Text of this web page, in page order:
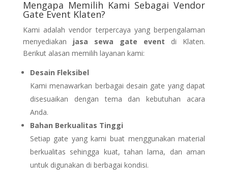
Mengapa Memilih Kami Sebagai Vendor
Gate Event Klaten?
Kami adalah vendor terpercaya yang berpengalaman
menyediakan jasa sewa gate event di Klaten.
Berikut alasan memilih layanan kami:
Desain Fleksibel
Kami menawarkan berbagai desain gate yang dapat
disesuaikan dengan tema dan kebutuhan acara
Anda.
Bahan Berkualitas Tinggi
Setiap gate yang kami buat menggunakan material
berkualitas sehingga kuat, tahan lama, dan aman
untuk digunakan di berbagai kondisi.